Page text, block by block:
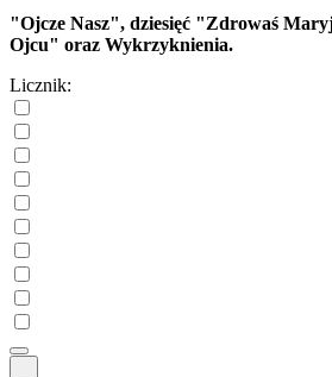
"Ojcze Nasz", dziesięć "Zdrowaś
Ojcu" oraz Wykrzyknienia.
Licznik: